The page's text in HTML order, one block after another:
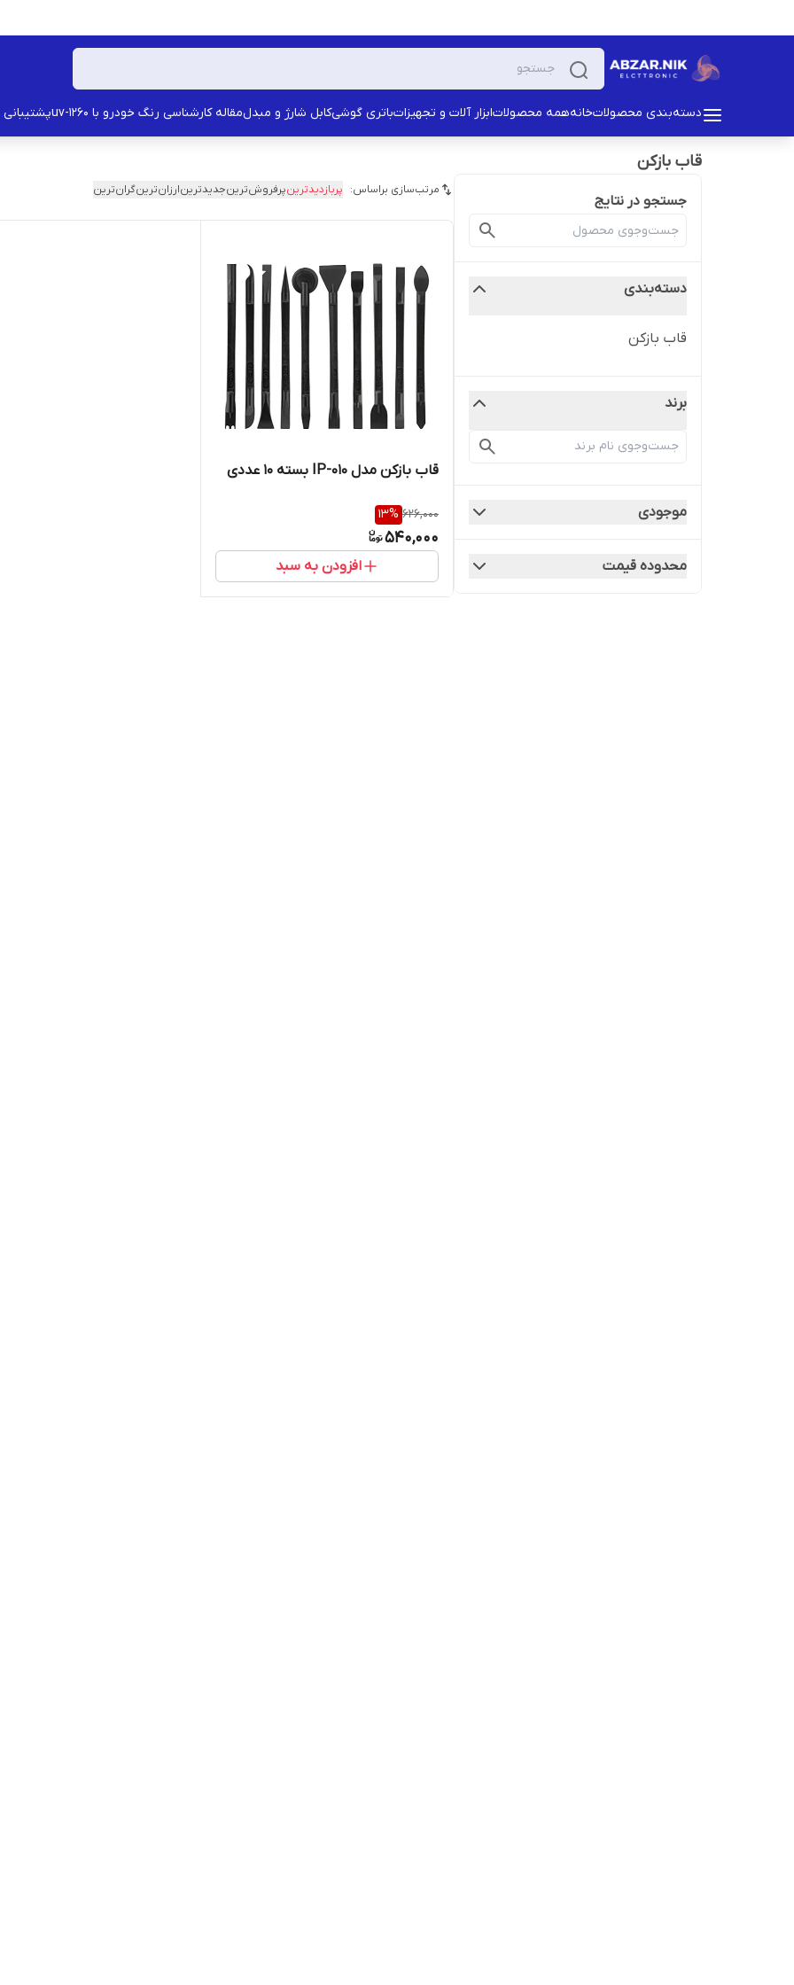
دسته‌بندی محصولاتخانههمه محصولاتابزار آلات و تجهیزاتباتری گوشیکابل شارژ و مبدلمقاله کارشناسی رنگ خودرو با uv-1260 پشتیبانی
قاب بازکن
جستجو در نتایج
دسته‌بندی
قاب بازکن
برند
موجودی
محدوده قیمت
مرتب‌سازی براساس: پربازدیدترینپرفروش‌ترینجدیدترینارزان‌ترینگران‌ترین
قاب بازکن مدل IP-010 بسته 10 عددی
626,000
13%
540,000
افزودن به سبد